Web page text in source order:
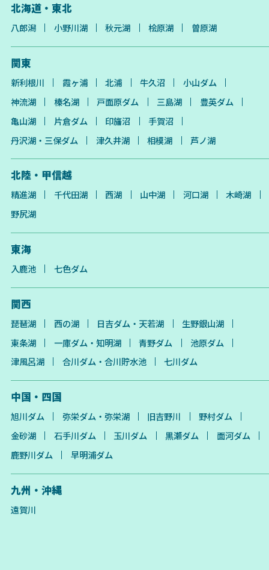
北海道・東北
八郎潟 小野川湖 秋元湖 桧原湖 曽原湖
関東
新利根川 霞ヶ浦 北浦 牛久沼
小山ダム
神流湖
榛名湖 戸面原ダム 三島湖
豊英ダム
亀山湖
片倉ダム 印旛沼
手賀沼
丹沢湖・三保ダム
津久井湖 相模湖 芦ノ湖
北陸・甲信越
精進湖 千代田湖 西湖 山中湖 河口湖
木崎湖
野尻湖
東海
入鹿池 七色ダム
関西
琵琶湖 西の湖 日吉ダム・天若湖
生野銀山湖
東条湖
一庫ダム・知明湖 青野ダム
池原ダム
津風呂湖
合川ダム・合川貯水池 七川ダム
中国・四国
旭川ダム 弥栄ダム・弥栄湖 旧吉野川
野村ダム
金砂湖
石手川ダム 玉川ダム 黒瀬ダム
面河ダム
鹿野川ダム
早明浦ダム
九州・沖縄
遠賀川